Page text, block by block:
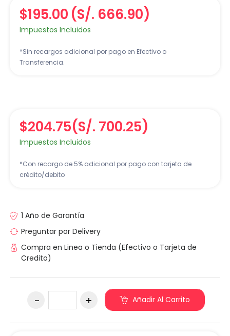
$195.00 (S/. 666.90)
Impuestos Incluidos
*Sin recargos adicional por pago en Efectivo o
Transferencia.
$204.75(S/. 700.25)
Impuestos Incluidos
*Con recargo de 5% adicional por pago con tarjeta de
crédito/debito
1 Año de Garantía
Preguntar por Delivery
Compra en Linea o Tienda (Efectivo o Tarjeta de
Credito)
Añadir Al Carrito